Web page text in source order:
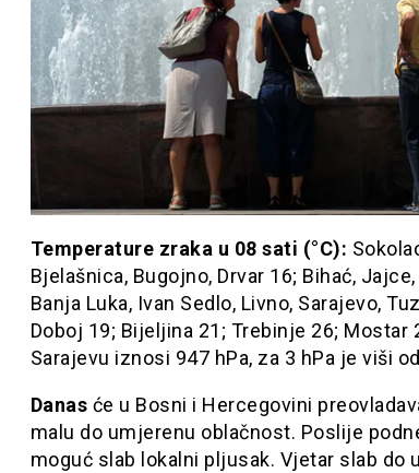
Temperature zraka u 08 sati (°C):
Bjelašnica, Bugojno, Drvar 16; Bihać,
Banja Luka, Ivan Sedlo, Livno, Sarajevo,
Doboj 19; Bijeljina 21; Trebinje 26;
Sarajevu iznosi 947 hPa, za 3 hPa je viši
Danas će u Bosni i Hercegovini
malu do umjerenu oblačnost. Poslije
moguć slab lokalni pljusak. Vjetar slab do